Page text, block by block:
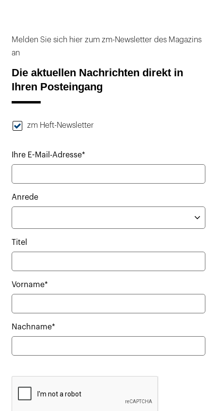
Melden Sie sich hier zum zm-Newsletter des Magazins
an
Die aktuellen Nachrichten direkt in
Ihren Posteingang
zm Heft-Newsletter
Ihre E-Mail-Adresse*
Anrede
Titel
Vorname*
Nachname*